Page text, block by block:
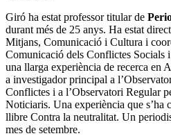
Giró ha estat professor titular de
durant més de 25 anys. Ha estat
Mitjans, Comunicació i Cultura i
Comunicació dels Conflictes Socials
una llarga experiència de recerca en
a investigador principal a
Conflictes i a l’Observatori Regular
Noticiaris. Una experiència que s’ha
llibre Contra la neutralitat. Un
mes de setembre.